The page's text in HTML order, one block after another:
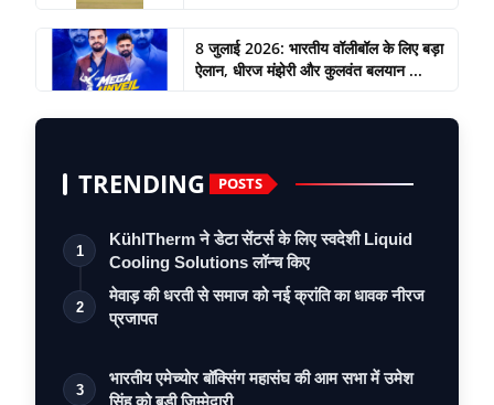
8 जुलाई 2026: भारतीय वॉलीबॉल के लिए बड़ा
ऐलान, धीरज मंझेरी और कुलवंत बलयान ...
TRENDING POSTS
1
KühlTherm ने डेटा सेंटर्स के लिए स्वदेशी Liquid
Cooling Solutions लॉन्च किए
2
मेवाड़ की धरती से समाज को नई क्रांति का धावक नीरज
प्रजापत
3
भारतीय एमेच्योर बॉक्सिंग महासंघ की आम सभा में उमेश
सिंह को बड़ी ज़िम्मेदारी, …